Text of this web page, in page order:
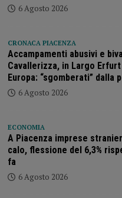
6 Agosto 2026
CRONACA PIACENZA
Accampamenti abusivi e
Cavallerizza, in Largo
Europa: “sgomberati” dalla
6 Agosto 2026
ECONOMIA
A Piacenza imprese
calo, flessione del 6,3%
fa
6 Agosto 2026